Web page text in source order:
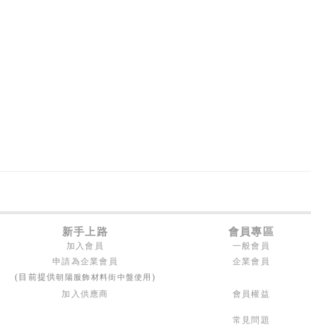
新手上路 會員專區
加入會員 一般會員
申請為企業會員
(目前提供朝陽服飾材料街中盤使用 )
企業會員
加入供應商 會員權益
常見問題